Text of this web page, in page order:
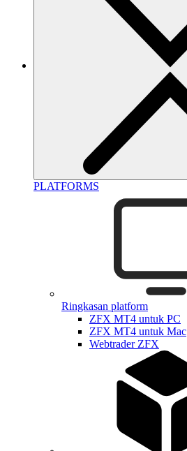
PLATFORMS
Ringkasan platform
ZFX MT4 untuk PC
ZFX MT4 untuk Mac
Webtrader ZFX